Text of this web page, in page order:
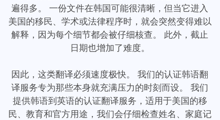
遍得多。 一份文件在韩国可能很清晰，但当它进入
美国的移民、学术或法律程序时，就会突然变得难以
解释，因为每个细节都会被仔细核查。 此外，截止
日期也增加了难度。
因此，这类翻译必须速度极快。 我们的认证韩语翻
译服务专为那些本身就充满压力的时刻而设。 我们
提供韩语到英语的认证翻译服务，适用于美国的移
民、教育和官方用途，我们会仔细检查姓名、家庭记